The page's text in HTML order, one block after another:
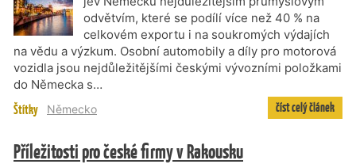
odvětvím, které se podílí více než 40 % na
celkovém exportu i na soukromých výdajích
na vědu a výzkum. Osobní automobily a díly pro motorová
vozidla jsou nejdůležitějšími českými vývozními položkami
do Německa s…
Štítky Německo číst celý článek
Příležitosti pro české firmy v Rakousku